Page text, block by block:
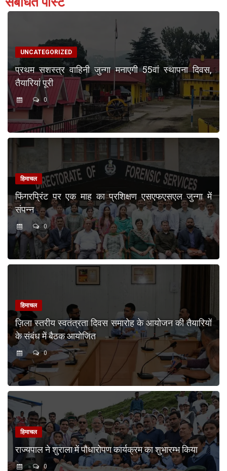
UNCATEGORIZED
प्रथम सशस्त्र वाहिनी जुन्गा मनाएगी 55वां स्थापना दिवस,
तैयारियां पूरी
0
हिमाचल
फिंगरप्रिंट पर एक माह का प्रशिक्षण एसएफएसएल जुन्गा में
संपन्न
0
हिमाचल
ज़िला स्तरीय स्वतंत्रता दिवस समारोह के आयोजन की तैयारियों
के संबंध में बैठक आयोजित
0
हिमाचल
राज्यपाल ने शुराला में पौधारोपण कार्यक्रम का शुभारम्भ किया
0